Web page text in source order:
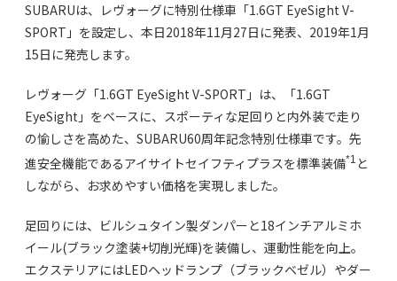
SUBARUは、レヴォーグに特別仕様車「1.6GT EyeSight V-
SPORT」を設定し、本日2018年11月27日に発表、2019年1月
15日に発売します。
レヴォーグ「1.6GT EyeSight V-SPORT」は、「1.6GT
EyeSight」をベースに、スポーティな足回りと内外装で走り
の愉しさを高めた、SUBARU60周年記念特別仕様車です。先
進安全機能であるアイサイトセイフティプラスを標準装備*1 と
しながら、お求めやすい価格を実現しました。
足回りには、ビルシュタイン製ダンパーと18インチアルミホ
イール(ブラック塗装+切削光輝)を装備し、運動性能を向上。
エクステリアにはLEDヘッドランプ（ブラックベゼル）やダー